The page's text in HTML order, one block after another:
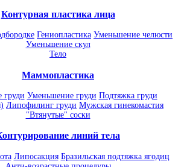
Контурная пластика лица
Гениопластика Уменьшение челюсти
Уменьшение скул
Тело
Маммопластика
груди Уменьшение груди Подтяжка груди
Липофилинг груди Мужская гинекомастия
"Втянутые" соски
линий тела
Липосакция Бразильская подтяжка ягодиц